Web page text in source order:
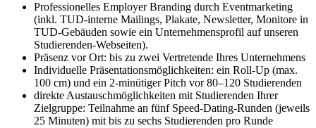
Professionelles Employer Branding durch Eventmarketing
(inkl. TUD-interne Mailings, Plakate, Newsletter, Monitore in
TUD-Gebäuden sowie ein Unternehmensprofil auf unseren
Studierenden-Webseiten).
Präsenz vor Ort: bis zu zwei Vertretende Ihres Unternehmens
Individuelle Präsentationsmöglichkeiten: ein Roll-Up (max.
100 cm) und ein 2-minütiger Pitch vor 80–120 Studierenden
direkte Austauschmöglichkeiten mit Studierenden Ihrer
Zielgruppe: Teilnahme an fünf Speed-Dating-Runden (jeweils
25 Minuten) mit bis zu sechs Studierenden pro Runde